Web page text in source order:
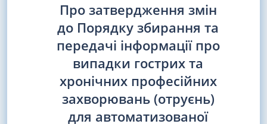
Про затвердження змін
до Порядку збирання та
передачі інформації про
випадки гострих та
хронічних професійних
захворювань (отруєнь)
для автоматизованої